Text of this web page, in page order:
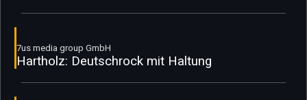
7us media group GmbH
Hartholz: Deutschrock mit Haltung